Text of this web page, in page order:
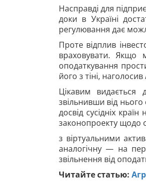
Насправді для
доки в Україні
регулювання дає
Проте відплив
враховувати. Якщо
оподаткування
його з тіні,
Цікавим видається
звільнивши від
досвід сусідніх
законопроекту щодо
з віртуальними
аналогічну — на
звільнення від
Читайте статью: